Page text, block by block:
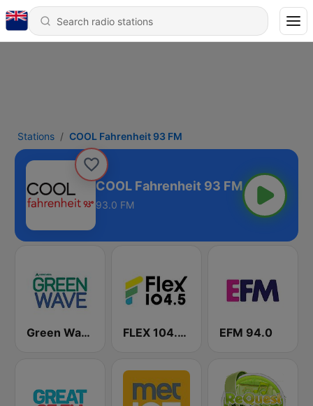
Stations COOL Fahrenheit 93 FM
COOL Fahrenheit 93 FM
93.0 FM
Green Wave 106.5 FM FLEX 104.5 FM EFM 94.0